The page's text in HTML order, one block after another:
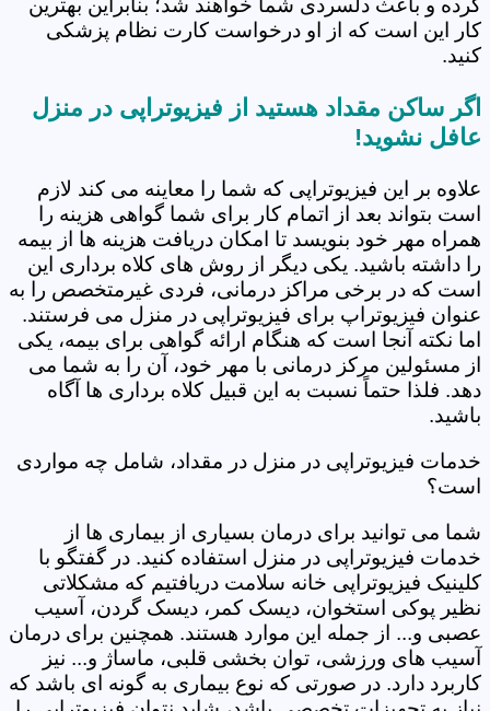
کرده و باعث دلسردی شما خواهند شد؛ بنابراین بهترین
کار این است که از او درخواست کارت نظام پزشکی
کنید.
اگر ساکن مقداد هستید از فیزیوتراپی در منزل
عافل نشوید!
علاوه بر این فیزیوتراپی که شما را معاینه می کند لازم
است بتواند بعد از اتمام کار برای شما گواهی هزینه را
همراه مهر خود بنویسد تا امکان دریافت هزینه ها از بیمه
را داشته باشید. یکی دیگر از روش های کلاه برداری این
است که در برخی مراکز درمانی، فردی غیرمتخصص را به
عنوان فیزیوتراپ برای فیزیوتراپی در منزل می فرستند.
اما نکته آنجا است که هنگام ارائه گواهی برای بیمه، یکی
از مسئولین مرکز درمانی با مهر خود، آن را به شما می
دهد. فلذا حتماً نسبت به این قبیل کلاه برداری ها آگاه
باشید.
خدمات فیزیوتراپی در منزل در مقداد، شامل چه مواردی
است؟
شما می توانید برای درمان بسیاری از بیماری ها از
خدمات فیزیوتراپی در منزل استفاده کنید. در گفتگو با
کلینیک فیزیوتراپی خانه سلامت دریافتیم که مشکلاتی
نظیر پوکی استخوان، دیسک کمر، دیسک گردن، آسیب
عصبی و... از جمله این موارد هستند. همچنین برای درمان
آسیب های ورزشی، توان بخشی قلبی، ماساژ و... نیز
کاربرد دارد. در صورتی که نوع بیماری به گونه ای باشد که